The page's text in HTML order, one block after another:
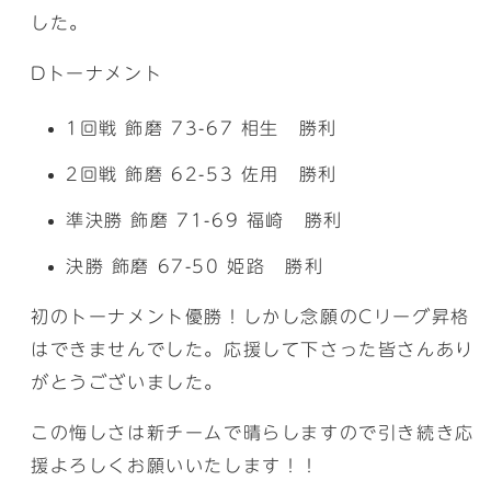
した。
Dトーナメント
1回戦 飾磨 73-67 相生 勝利
2回戦 飾磨 62-53 佐用 勝利
準決勝 飾磨 71-69 福崎 勝利
決勝 飾磨 67-50 姫路 勝利
初のトーナメント優勝！しかし念願のCリーグ昇格
はできませんでした。応援して下さった皆さんあり
がとうございました。
この悔しさは新チームで晴らしますので引き続き応
援よろしくお願いいたします！！